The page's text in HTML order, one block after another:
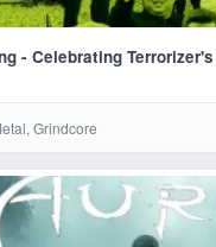
- Celebrating
Grindcore